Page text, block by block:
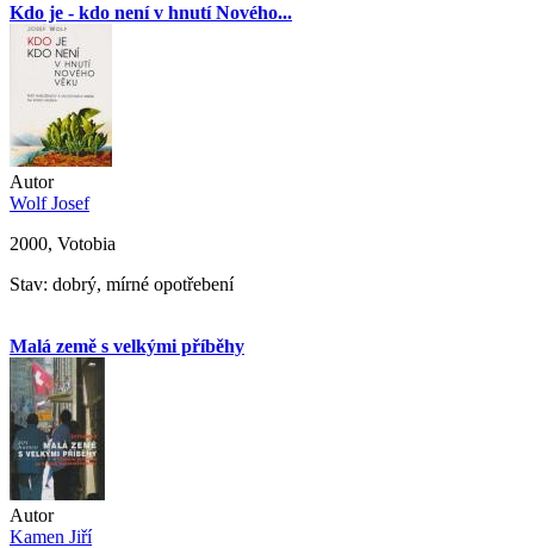
Kdo je - kdo není v hnutí Nového...
Autor
Wolf Josef
2000, Votobia
Stav: dobrý, mírné opotřebení
Malá země s velkými příběhy
Autor
Kamen Jiří